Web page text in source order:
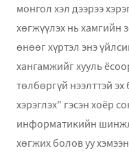
монгол хэл дээрээ
хөгжүүлэх нь хамгийн
өнөөг хүртэл энэ
хангамжийг хууль
төлбөргүй нээлттэй
хэрэглэх" гэсэн хоёр
информатикийн
хөгжих болов уу